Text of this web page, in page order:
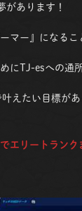
があります！
マー』になるこ
にTJ-esへの通
えたい目標が
エリートランク